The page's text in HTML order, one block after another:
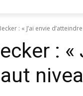
: « J’ai envie
: «